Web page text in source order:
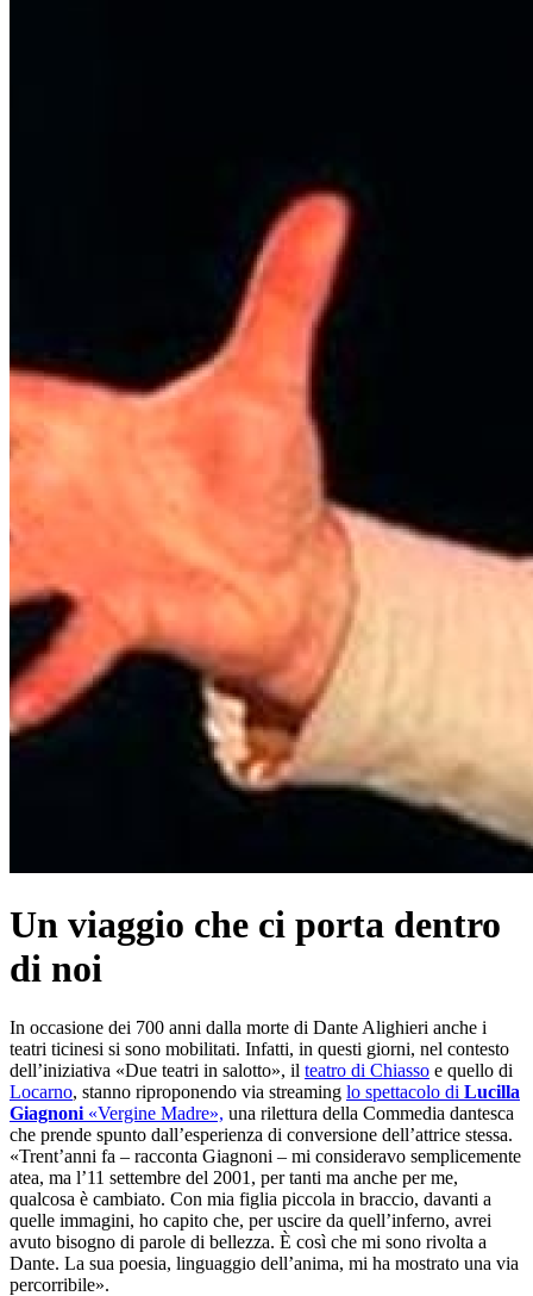
Un viaggio che ci porta dentro
di noi
In occasione dei 700 anni dalla morte di Dante Alighieri anche i
teatri ticinesi si sono mobilitati. Infatti, in questi giorni, nel contesto
dell’iniziativa «Due teatri in salotto», il teatro di Chiasso e quello di
Locarno, stanno riproponendo via streaming lo spettacolo di Lucilla
Giagnoni «Vergine Madre», una rilettura della Commedia dantesca
che prende spunto dall’esperienza di conversione dell’attrice stessa.
«Trent’anni fa – racconta Giagnoni – mi consideravo semplicemente
atea, ma l’11 settembre del 2001, per tanti ma anche per me,
qualcosa è cambiato. Con mia figlia piccola in braccio, davanti a
quelle immagini, ho capito che, per uscire da quell’inferno, avrei
avuto bisogno di parole di bellezza. È così che mi sono rivolta a
Dante. La sua poesia, linguaggio dell’anima, mi ha mostrato una via
percorribile».